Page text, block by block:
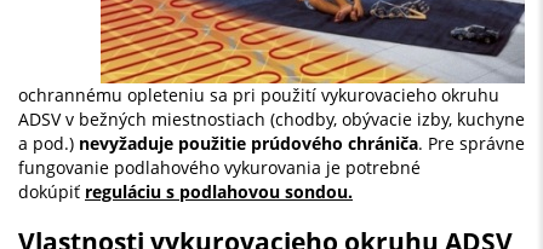
ochrannému opleteniu sa pri použití vykurovacieho okruhu
ADSV v bežných miestnostiach (chodby, obývacie izby, kuchyne
a pod.) nevyžaduje použitie prúdového chrániča. Pre správne
fungovanie podlahového vykurovania je potrebné
dokúpiť reguláciu s podlahovou sondou.